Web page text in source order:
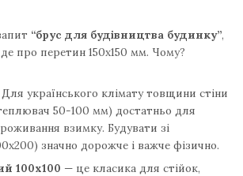
“брус для будівництва будинку”,
про перетин 150х150 мм. Чому?
Для українського клімату товщини стіни
50-100 мм) достатньо для
взимку. Будувати зі
значно дорожче і важче фізично.
100х100 — це класика для стійок,